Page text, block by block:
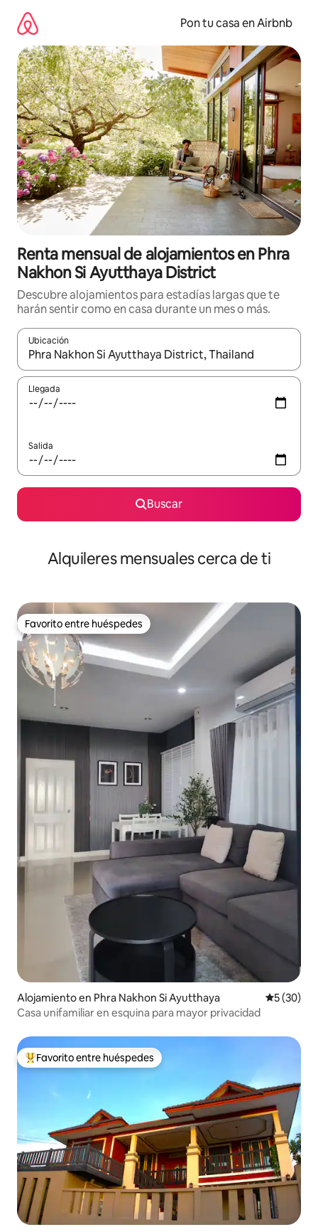
contenido
Pon tu casa en Airbnb
Renta mensual de alojamientos en Phra
Nakhon Si Ayutthaya District
Descubre alojamientos para estadías largas que te
harán sentir como en casa durante un mes o más.
Ubicación
Cuando los resultados estén disponibles, navega con las
Llegada
Salida
Buscar
Alquileres mensuales cerca de ti
Favorito entre huéspedes
Favorito entre huéspedes
Alojamiento en Phra Nakhon Si Ayutthaya
5 (30)
Casa unifamiliar en esquina para mayor privacidad
Favorito entre huéspedes preferido
Favorito entre huéspedes